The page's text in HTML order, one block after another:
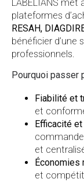
LABELIANS met
plateformes
RESAH,
bénéficier d’une
professionnels.
Pourquoi passer
Fiabilité et
et
Efficacité
et
et